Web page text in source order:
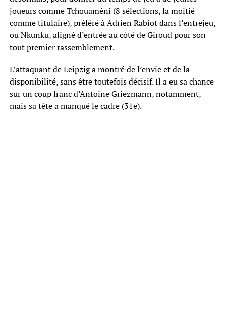
joueurs comme Tchouaméni (8 sélections, la moitié
comme titulaire), préféré à Adrien Rabiot dans l’entrejeu,
ou Nkunku, aligné d’entrée au côté de Giroud pour son
tout premier rassemblement.
L’attaquant de Leipzig a montré de l’envie et de la
disponibilité, sans être toutefois décisif. Il a eu sa chance
sur un coup franc d’Antoine Griezmann, notamment,
mais sa tête a manqué le cadre (31e).